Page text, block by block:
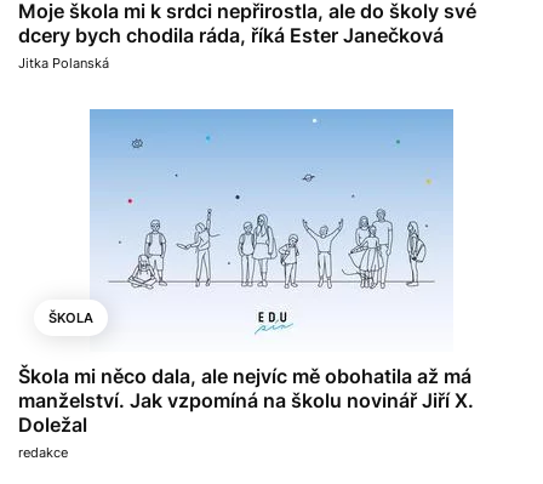
Moje škola mi k srdci nepřirostla, ale do školy své
dcery bych chodila ráda, říká Ester Janečková
Jitka Polanská
ŠKOLA
Škola mi něco dala, ale nejvíc mě obohatila až má
manželství. Jak vzpomíná na školu novinář Jiří X.
Doležal
redakce